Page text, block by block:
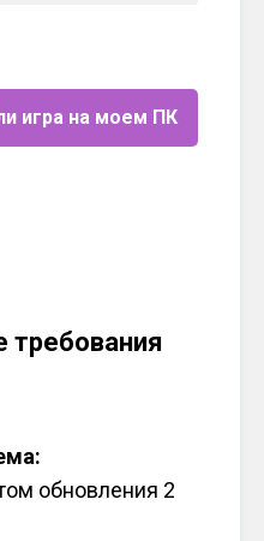
игра на моем ПК
обновления 2